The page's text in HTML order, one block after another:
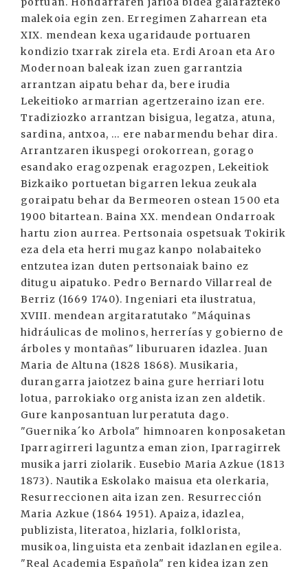
malekoia egin zen. Erregimen Zaharrean eta
XIX. mendean kexa ugaridaude portuaren
kondizio txarrak zirela eta. Erdi Aroan eta Aro
Modernoan baleak izan zuen garrantzia
arrantzan aipatu behar da, bere irudia
Lekeitioko armarrian agertzeraino izan ere.
Tradiziozko arrantzan bisigua, legatza, atuna,
sardina, antxoa, ... ere nabarmendu behar dira.
Arrantzaren ikuspegi orokorrean, gorago
esandako eragozpenak eragozpen, Lekeitiok
Bizkaiko portuetan bigarren lekua zeukala
goraipatu behar da Bermeoren ostean 1500 eta
1900 bitartean. Baina XX. mendean Ondarroak
hartu zion aurrea. Pertsonaia ospetsuak Tokirik
eza dela eta herri mugaz kanpo nolabaiteko
entzutea izan duten pertsonaiak baino ez
ditugu aipatuko. Pedro Bernardo Villarreal de
Berriz (1669 1740). Ingeniari eta ilustratua,
XVIII. mendean argitaratutako "Máquinas
hidráulicas de molinos, herrerías y gobierno de
árboles y montañas" liburuaren idazlea. Juan
Maria de Altuna (1828 1868). Musikaria,
durangarra jaiotzez baina gure herriari lotu
lotua, parrokiako organista izan zen aldetik.
Gure kanposantuan lurperatuta dago.
"Guernika´ko Arbola" himnoaren konposaketan
Iparragirreri laguntza eman zion, Iparragirrek
musika jarri ziolarik. Eusebio Maria Azkue (1813
1873). Nautika Eskolako maisua eta olerkaria,
Resurreccionen aita izan zen. Resurrección
Maria Azkue (1864 1951). Apaiza, idazlea,
publizista, literatoa, hizlaria, folklorista,
musikoa, linguista eta zenbait idazlanen egilea.
"Real Academia Española" ren kidea izan zen